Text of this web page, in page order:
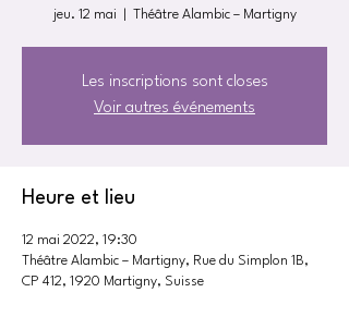
jeu. 12 mai Théâtre Alambic – Martigny
Les inscriptions sont closes
Voir autres événements
Heure et lieu
12 mai 2022, 19:30
Théâtre Alambic – Martigny, Rue du Simplon 1B,
CP 412, 1920 Martigny, Suisse